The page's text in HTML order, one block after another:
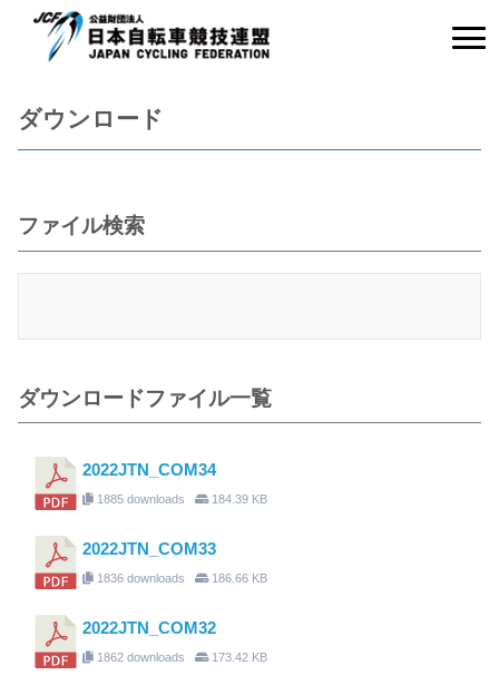
ダウンロード
ファイル検索
ダウンロードファイル一覧
2022JTN_COM34
1885 downloads 184.39 KB
2022JTN_COM33
1836 downloads 186.66 KB
2022JTN_COM32
1862 downloads 173.42 KB